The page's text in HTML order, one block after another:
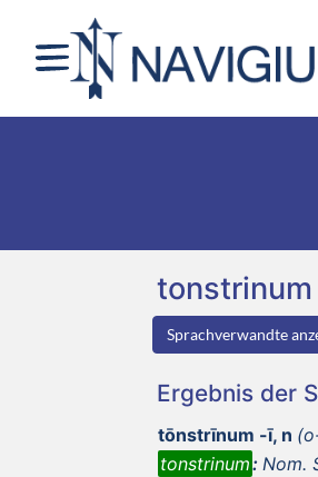
Sprachverwandte
Ergebnis der
tōnstrīnum -ī, n
tonstrinum: Nom.